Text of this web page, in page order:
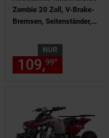
Zombie 20 Zoll, V-Brake-
Bremsen, Seitenständer,
NUR
109,99*